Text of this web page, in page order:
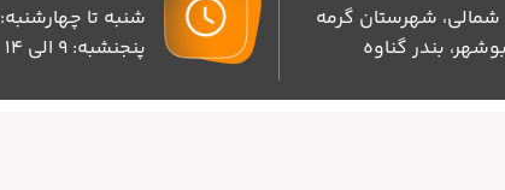
شنبه تا چهارشنبه: 9 الی 17
پنجنشبه: 9 الی 14